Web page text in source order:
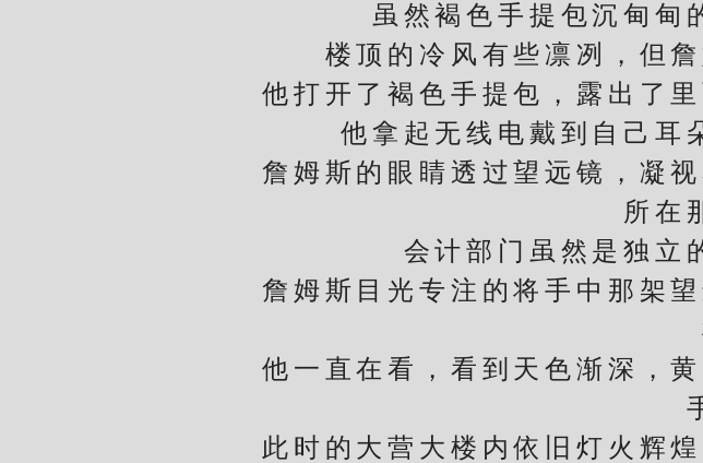
虽然褐色手提包沉甸甸的
楼顶的冷风有些凛冽，但詹
他打开了褐色手提包，露出了里
他拿起无线电戴到自己耳朵
詹姆斯的眼睛透过望远镜，凝视
所在
会计部门虽然是独立的
詹姆斯目光专注的将手中那架望
他一直在看，看到天色渐深，黄
此时的大营大楼内依旧灯火辉煌